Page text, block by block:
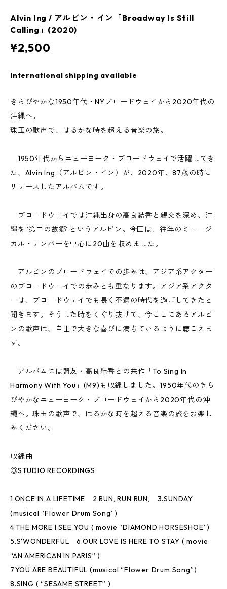
Alvin Ing / アルビン・イン「Broadway Is Still
Calling」(2020)
¥2,500
International shipping available
きらびやかな1950年代・NYブロードウェイから2020年代の
沖縄へ。
珠玉の歌声で、はるかな時を超える音楽の旅。
1950年代からニューヨーク・ブロードウェイで活躍してき
た、Alvin Ing（アルビン・イン）が、2020年、87歳の時に
リリースしたアルバムです。
ブロードウェイでは沖縄出身の高良結香と親交を深め、沖
縄を”第二の故郷”というアルビン。今回は、往年のミュージ
カル・ナンバーを中心に20曲を収めました。
アルビンのブロードウェイでの歩みは、アジア系アクター
のブロードウェイでの歩みとも重なります。アジア系アクタ
ーは、ブロードウェイでも長く不遇の時代を過ごしてきたと
聞きます。そうした時をくぐり抜けて、今ここにあるアルビ
ンの歌声は、自由で大きな喜びに満ちているように聴こえま
す。
アルバムには盟友・高良結香との共作「To Sing In
Harmony With You」(M9)も収録しました。1950年代のきら
びやかなニューヨーク・ブロードウェイから2020年代の沖
縄へ。珠玉の歌声で、はるかな時を超える音楽の旅をお楽し
みください。
収録曲
◎STUDIO RECORDINGS
1.ONCE IN A LIFETIME 2.RUN, RUN RUN, 3.SUNDAY
(musical “Flower Drum Song”)
4.THE MORE I SEE YOU ( movie “DIAMOND HORSESHOE”)
5.S'WONDERFUL 6.OUR LOVE IS HERE TO STAY ( movie
“AN AMERICAN IN PARIS” )
7.YOU ARE BEAUTIFUL (musical “Flower Drum Song”)
8.SING ( “SESAME STREET” )